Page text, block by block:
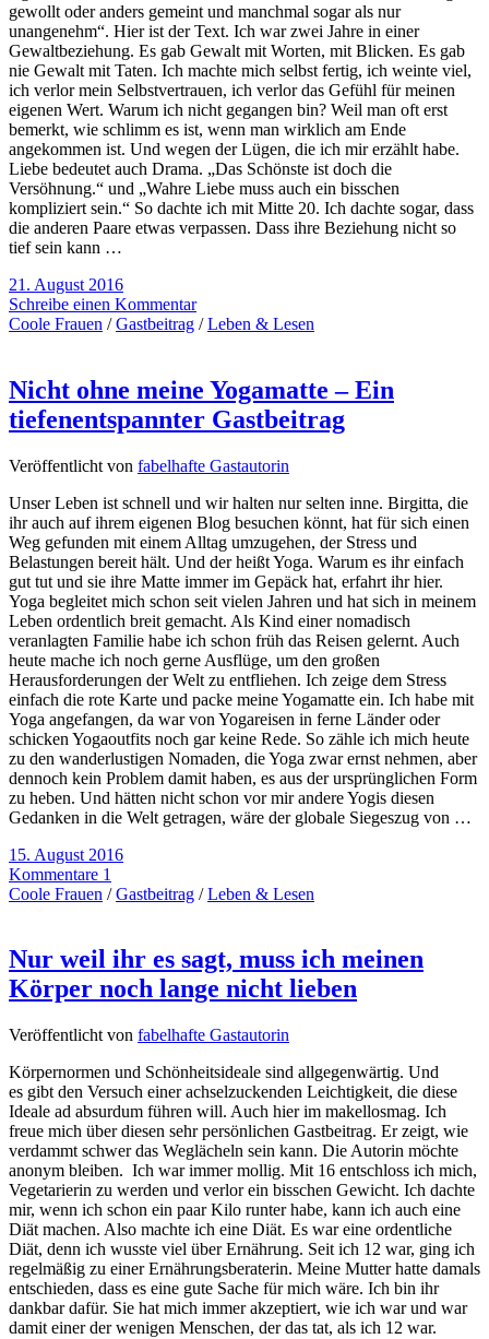
gewollt oder anders gemeint und manchmal sogar als nur
unangenehm“. Hier ist der Text. Ich war zwei Jahre in einer
Gewaltbeziehung. Es gab Gewalt mit Worten, mit Blicken. Es gab
nie Gewalt mit Taten. Ich machte mich selbst fertig, ich weinte viel,
ich verlor mein Selbstvertrauen, ich verlor das Gefühl für meinen
eigenen Wert. Warum ich nicht gegangen bin? Weil man oft erst
bemerkt, wie schlimm es ist, wenn man wirklich am Ende
angekommen ist. Und wegen der Lügen, die ich mir erzählt habe.
Liebe bedeutet auch Drama. „Das Schönste ist doch die
Versöhnung.“ und „Wahre Liebe muss auch ein bisschen
kompliziert sein.“ So dachte ich mit Mitte 20. Ich dachte sogar, dass
die anderen Paare etwas verpassen. Dass ihre Beziehung nicht so
tief sein kann …
21. August 2016
Schreibe einen Kommentar
Coole Frauen /Gastbeitrag /Leben & Lesen
Nicht ohne meine Yogamatte – Ein
tiefenentspannter Gastbeitrag
Veröffentlicht von fabelhafte Gastautorin
Unser Leben ist schnell und wir halten nur selten inne. Birgitta, die
ihr auch auf ihrem eigenen Blog besuchen könnt, hat für sich einen
Weg gefunden mit einem Alltag umzugehen, der Stress und
Belastungen bereit hält. Und der heißt Yoga. Warum es ihr einfach
gut tut und sie ihre Matte immer im Gepäck hat, erfahrt ihr hier.
Yoga begleitet mich schon seit vielen Jahren und hat sich in meinem
Leben ordentlich breit gemacht. Als Kind einer nomadisch
veranlagten Familie habe ich schon früh das Reisen gelernt. Auch
heute mache ich noch gerne Ausflüge, um den großen
Herausforderungen der Welt zu entfliehen. Ich zeige dem Stress
einfach die rote Karte und packe meine Yogamatte ein. Ich habe mit
Yoga angefangen, da war von Yogareisen in ferne Länder oder
schicken Yogaoutfits noch gar keine Rede. So zähle ich mich heute
zu den wanderlustigen Nomaden, die Yoga zwar ernst nehmen, aber
dennoch kein Problem damit haben, es aus der ursprünglichen Form
zu heben. Und hätten nicht schon vor mir andere Yogis diesen
Gedanken in die Welt getragen, wäre der globale Siegeszug von …
15. August 2016
Kommentare 1
Coole Frauen /Gastbeitrag /Leben & Lesen
Nur weil ihr es sagt, muss ich meinen
Körper noch lange nicht lieben
Veröffentlicht von fabelhafte Gastautorin
Körpernormen und Schönheitsideale sind allgegenwärtig. Und
es gibt den Versuch einer achselzuckenden Leichtigkeit, die diese
Ideale ad absurdum führen will. Auch hier im makellosmag. Ich
freue mich über diesen sehr persönlichen Gastbeitrag. Er zeigt, wie
verdammt schwer das Weglächeln sein kann. Die Autorin möchte
anonym bleiben. Ich war immer mollig. Mit 16 entschloss ich mich,
Vegetarierin zu werden und verlor ein bisschen Gewicht. Ich dachte
mir, wenn ich schon ein paar Kilo runter habe, kann ich auch eine
Diät machen. Also machte ich eine Diät. Es war eine ordentliche
Diät, denn ich wusste viel über Ernährung. Seit ich 12 war, ging ich
regelmäßig zu einer Ernährungsberaterin. Meine Mutter hatte damals
entschieden, dass es eine gute Sache für mich wäre. Ich bin ihr
dankbar dafür. Sie hat mich immer akzeptiert, wie ich war und war
damit einer der wenigen Menschen, der das tat, als ich 12 war.